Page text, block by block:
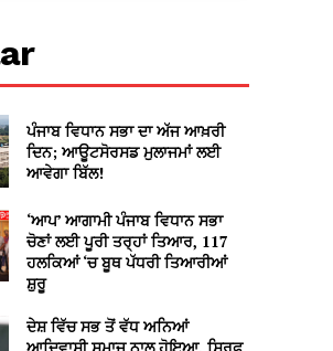
ਪੰਜਾਬ ਵਿਧਾਨ ਸਭਾ ਦਾ ਅੱਜ ਆਖ਼ਰੀ
ਦਿਨ; ਆਊਟਸੋਰਸਡ ਮੁਲਾਜਮਾਂ ਲਈ
ਆਵੇਗਾ ਬਿੱਲ!
‘ਆਪ’ ਆਗਾਮੀ ਪੰਜਾਬ ਵਿਧਾਨ ਸਭਾ
ਚੋਣਾਂ ਲਈ ਪੂਰੀ ਤਰ੍ਹਾਂ ਤਿਆਰ, 117
ਹਲਕਿਆਂ ‘ਚ ਬੂਥ ਪੱਧਰੀ ਤਿਆਰੀਆਂ
ਸ਼ੁਰੂ
ਦੇਸ਼ ਵਿੱਚ ਸਭ ਤੋਂ ਵੱਧ ਅਨਿਆਂ